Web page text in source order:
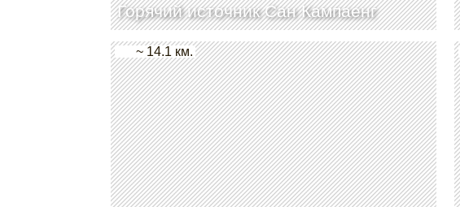
Горячий источник Сан Кампаенг
~ 14.1 км.